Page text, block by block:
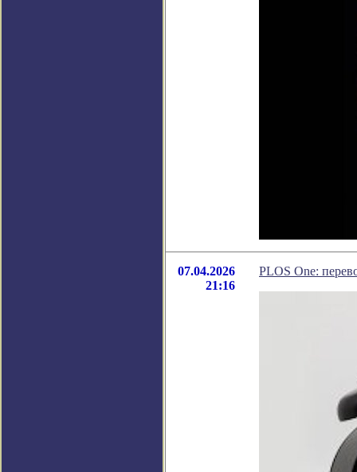
07.04.2026
21:16
PLOS One: